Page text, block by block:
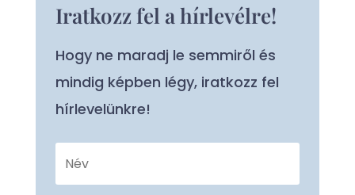
Iratkozz fel a hírlevélre!
Hogy ne maradj le semmiről és
mindig képben légy, iratkozz fel
hírlevelünkre!